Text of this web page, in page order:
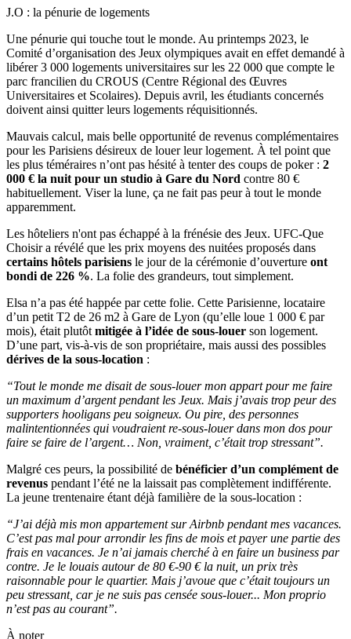
J.O : la pénurie de logements
Une pénurie qui touche tout le monde. Au printemps 2023, le
Comité d’organisation des Jeux olympiques avait en effet demandé à
libérer 3 000 logements universitaires sur les 22 000 que compte le
parc francilien du CROUS (Centre Régional des Œuvres
Universitaires et Scolaires). Depuis avril, les étudiants concernés
doivent ainsi quitter leurs logements réquisitionnés.
Mauvais calcul, mais belle opportunité de revenus complémentaires
pour les Parisiens désireux de louer leur logement. À tel point que
les plus téméraires n’ont pas hésité à tenter des coups de poker : 2
000 € la nuit pour un studio à Gare du Nord contre 80 €
habituellement. Viser la lune, ça ne fait pas peur à tout le monde
apparemment.
Les hôteliers n'ont pas échappé à la frénésie des Jeux. UFC-Que
Choisir a révélé que les prix moyens des nuitées proposés dans
certains hôtels parisiens le jour de la cérémonie d’ouverture ont
bondi de 226 %. La folie des grandeurs, tout simplement.
Elsa n’a pas été happée par cette folie. Cette Parisienne, locataire
d’un petit T2 de 26 m2 à Gare de Lyon (qu’elle loue 1 000 € par
mois), était plutôt mitigée à l’idée de sous-louer son logement.
D’une part, vis-à-vis de son propriétaire, mais aussi des possibles
dérives de la sous-location :
“Tout le monde me disait de sous-louer mon appart pour me faire
un maximum d’argent pendant les Jeux. Mais j’avais trop peur des
supporters hooligans peu soigneux. Ou pire, des personnes
malintentionnées qui voudraient re-sous-louer dans mon dos pour
faire se faire de l’argent… Non, vraiment, c’était trop stressant”.
Malgré ces peurs, la possibilité de bénéficier d’un complément de
revenus pendant l’été ne la laissait pas complètement indifférente.
La jeune trentenaire étant déjà familière de la sous-location :
“J’ai déjà mis mon appartement sur Airbnb pendant mes vacances.
C’est pas mal pour arrondir les fins de mois et payer une partie des
frais en vacances. Je n’ai jamais cherché à en faire un business par
contre. Je le louais autour de 80 €-90 € la nuit, un prix très
raisonnable pour le quartier. Mais j’avoue que c’était toujours un
peu stressant, car je ne suis pas censée sous-louer... Mon proprio
n’est pas au courant”.
À noter